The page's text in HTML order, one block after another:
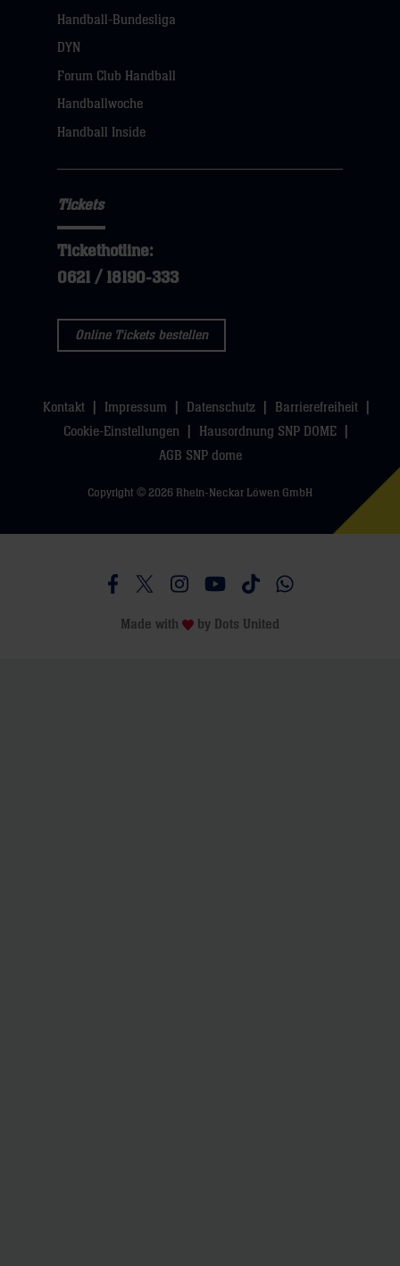
Handball-Bundesliga
DYN
Forum Club Handball
Handballwoche
Handball Inside
Tickets
Tickethotline:
0621 / 18190-333
Online Tickets bestellen
Kontakt Impressum Datenschutz
Barrierefreiheit
Cookie-Einstellungen
Hausordnung SNP DOME
AGB SNP dome
Copyright © 2026 Rhein-Neckar Löwen GmbH
Besucht uns auf Facebook
Besucht uns auf Twitter
Besucht uns auf Instagram
Besucht uns auf Youtube
Besucht uns auf
Besucht uns auf
Made with by Dots United